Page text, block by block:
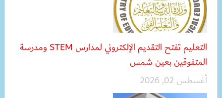
التعليم تفتح التقديم الإلكتروني لمدارس STEM ومدرسة
المتفوقين بعين شمس
أغسطس 02, 2026